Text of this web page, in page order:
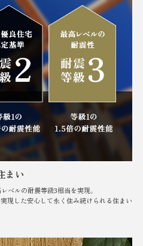
まい
ベルの耐震等級3相当を実現。
現した安心して永く住み続けられる住まい